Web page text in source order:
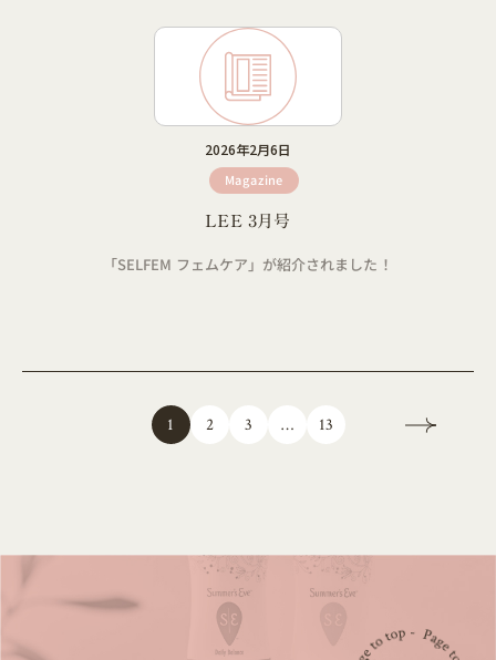
2026年2月6日
Magazine
LEE 3月号
「SELFEM フェムケア」が紹介されました！
1 2 3 … 13